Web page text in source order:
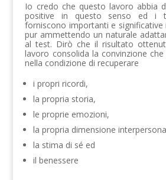
Io credo che questo lavoro abbia
positive in questo senso ed i
forniscono importanti e significative
pur ammettendo un naturale
al test. Dirò che il risultato
lavoro consolida la convinzione
nella condizione di recuperare
i propri ricordi,
la propria storia,
le proprie emozioni,
la propria dimensione
la stima di sé ed
il benessere